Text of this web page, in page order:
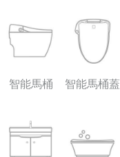
智能馬桶 智能馬桶蓋